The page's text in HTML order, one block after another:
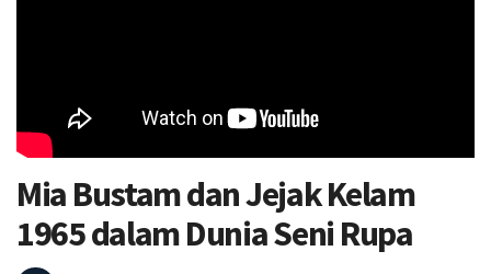
Mia Bustam dan Jejak Kelam
1965 dalam Dunia Seni Rupa